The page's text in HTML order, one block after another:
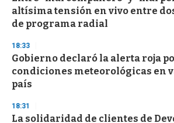
altísima tensión en vivo entre
de programa radial
18:33
Gobierno declaró la alerta roja
condiciones meteorológicas en
país
18:31
La solidaridad de clientes de